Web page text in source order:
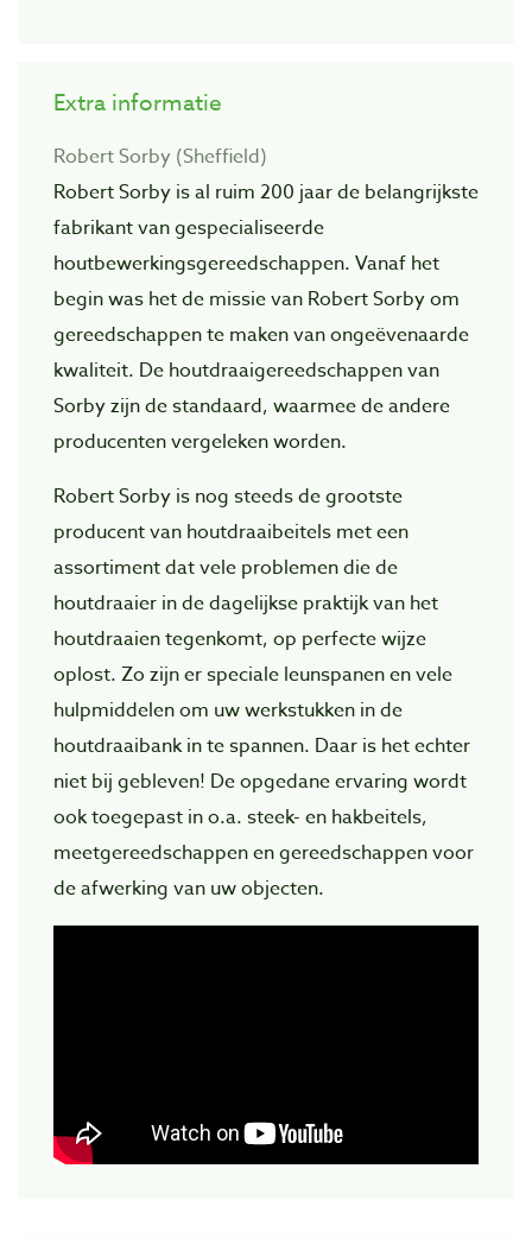
Extra informatie
Robert Sorby (Sheffield)
Robert Sorby is al ruim 200 jaar de belangrijkste
fabrikant van gespecialiseerde
houtbewerkingsgereedschappen. Vanaf het
begin was het de missie van Robert Sorby om
gereedschappen te maken van ongeëvenaarde
kwaliteit. De houtdraaigereedschappen van
Sorby zijn de standaard, waarmee de andere
producenten vergeleken worden.
Robert Sorby is nog steeds de grootste
producent van houtdraaibeitels met een
assortiment dat vele problemen die de
houtdraaier in de dagelijkse praktijk van het
houtdraaien tegenkomt, op perfecte wijze
oplost. Zo zijn er speciale leunspanen en vele
hulpmiddelen om uw werkstukken in de
houtdraaibank in te spannen. Daar is het echter
niet bij gebleven! De opgedane ervaring wordt
ook toegepast in o.a. steek- en hakbeitels,
meetgereedschappen en gereedschappen voor
de afwerking van uw objecten.